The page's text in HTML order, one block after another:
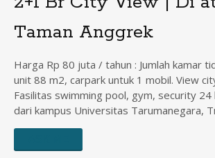
Taman Anggrek
Harga Rp 80 juta / tahun : Jumlah kamar
unit 88 m2, carpark untuk 1 mobil. View
Fasilitas swimming pool, gym, security 24
dari kampus Universitas Tarumanegara,